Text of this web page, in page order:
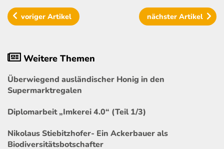
vorigerArtikel nächster Artikel
Weitere Themen
Überwiegend ausländischer Honig in den
Supermarktregalen
Diplomarbeit „Imkerei 4.0“ (Teil 1/3)
Nikolaus Stiebitzhofer- Ein Ackerbauer als
Biodiversitätsbotschafter